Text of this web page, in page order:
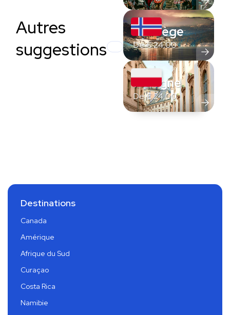
Autres
suggestions
Norvège
De€24,00
Pologne
De€24,00
Destinations
Canada
Amérique
Afrique du Sud
Curaçao
Costa Rica
Namibie